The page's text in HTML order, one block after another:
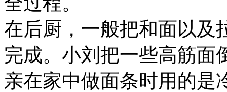
在后厨，一般把和面以及
完成。小刘把一些高筋面
亲在家中做面条时用的是